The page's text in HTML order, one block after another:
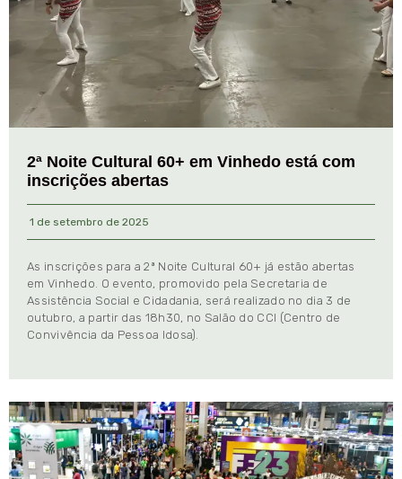
2ª Noite Cultural 60+ em Vinhedo está com
inscrições abertas
1 de setembro de 2025
As inscrições para a 2ª Noite Cultural 60+ já estão abertas
em Vinhedo. O evento, promovido pela Secretaria de
Assistência Social e Cidadania, será realizado no dia 3 de
outubro, a partir das 18h30, no Salão do CCI (Centro de
Convivência da Pessoa Idosa).